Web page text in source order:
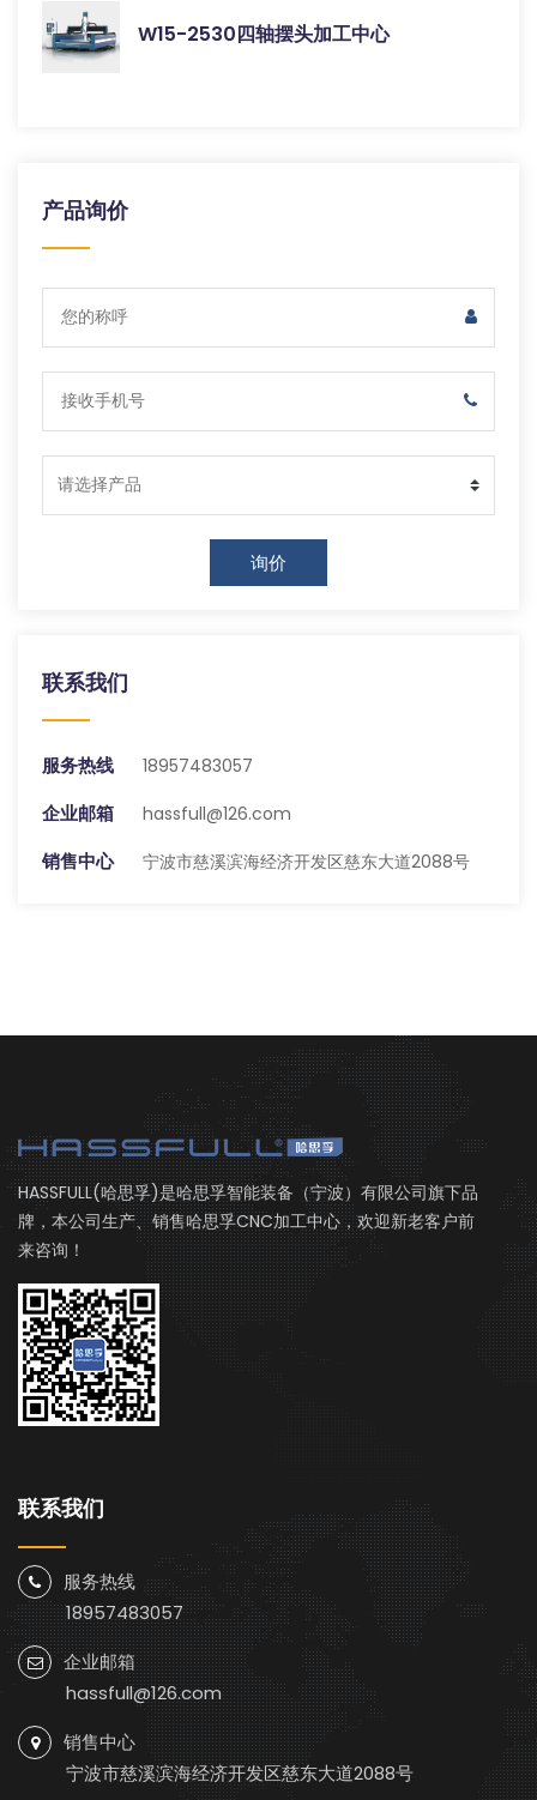
W15-2530四轴摆头加工中心
产品询价
询价
联系我们
服务热线 18957483057
企业邮箱 hassfull@126.com
销售中心 宁波市慈溪滨海经济开发区慈东大道2088号
HASSFULL(哈思孚)是哈思孚智能装备（宁波）有限公司旗下品
牌，本公司生产、销售哈思孚CNC加工中心，欢迎新老客户前
来咨询！
联系我们
服务热线
18957483057
企业邮箱
hassfull@126.com
销售中心
宁波市慈溪滨海经济开发区慈东大道2088号